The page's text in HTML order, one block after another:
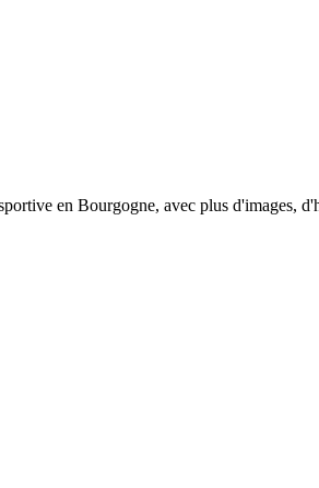
en Bourgogne, avec plus d'images,